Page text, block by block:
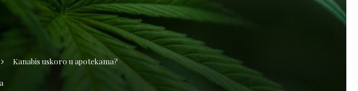
Kanabis uskoro u apotekama?